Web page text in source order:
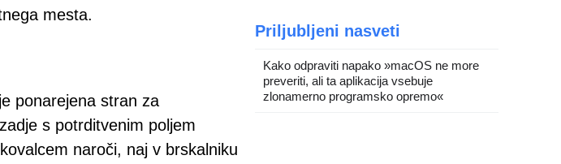
mesta.
ponarejena stran za
s potrditvenim poljem
naroči, naj v brskalniku
Priljubljeni nasveti
Kako odpraviti napako »macOS ne more
preveriti, ali ta aplikacija vsebuje
zlonamerno programsko opremo«